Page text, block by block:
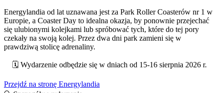
Energylandia od lat uznawana jest za Park Roller Coasterów nr 1 w
Europie, a Coaster Day to idealna okazja, by ponownie przejechać
się ulubionymi kolejkami lub spróbować tych, które do tej pory
czekały na swoją kolej. Przez dwa dni park zamieni się w
prawdziwą stolicę adrenaliny.
🗓️ Wydarzenie odbędzie się w dniach od 15-16 sierpnia 2026 r.
Przejdź na stronę Energylandia